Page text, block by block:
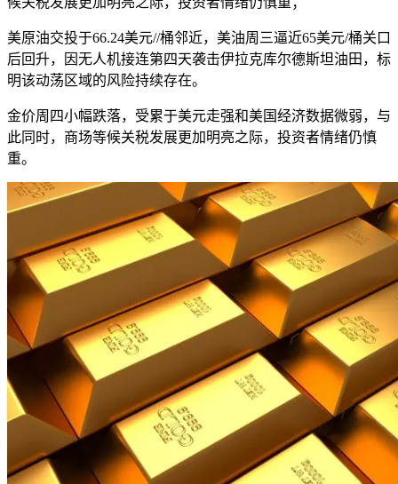
美原油交投于66.24美元//桶邻近，美油周三逼近65美元/桶关口
后回升，因无人机接连第四天袭击伊拉克库尔德斯坦油田，标
明该动荡区域的风险持续存在。
金价周四小幅跌落，受累于美元走强和美国经济数据微弱，与
此同时，商场等候关税发展更加明亮之际，投资者情绪仍慎
重。